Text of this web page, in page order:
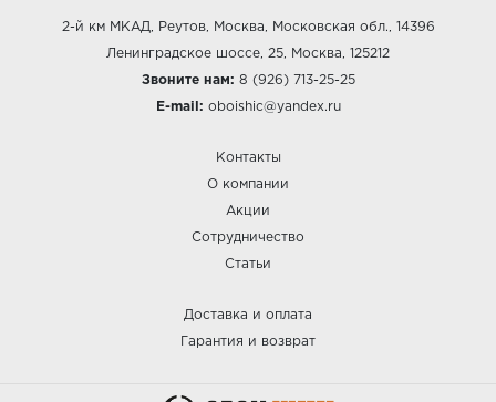
2-й км МКАД, Реутов, Москва, Московская обл., 14396
Ленинградское шоссе, 25, Москва, 125212
Звоните нам: 8 (926) 713-25-25
E-mail: oboishic@yandex.ru
Контакты
О компании
Акции
Сотрудничество
Статьи
Доставка и оплата
Гарантия и возврат